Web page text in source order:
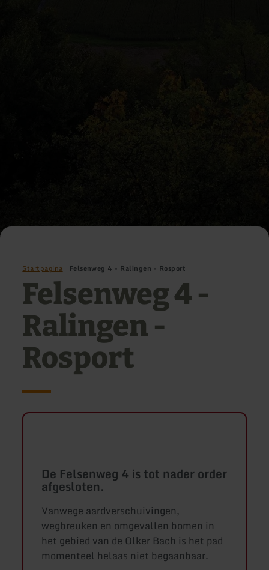
Startpagina Felsenweg 4 - Ralingen - Rosport
Felsenweg 4 -
Ralingen -
Rosport
De Felsenweg 4 is tot nader order
afgesloten.
Vanwege aardverschuivingen,
wegbreuken en omgevallen bomen in
het gebied van de Olker Bach is het pad
momenteel helaas niet begaanbaar.